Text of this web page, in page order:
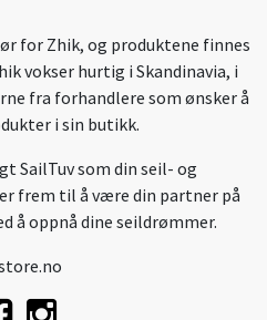
for Zhik, og produktene finnes
vokser hurtig i Skandinavia, i
fra forhandlere som ønsker å
i sin butikk.
SailTuv som din seil- og
frem til å være din partner på
å oppnå dine seildrømmer.